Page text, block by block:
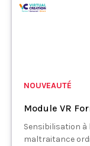
NOUVEAUTÉ
Module VR
Sensibilisation
maltraitance